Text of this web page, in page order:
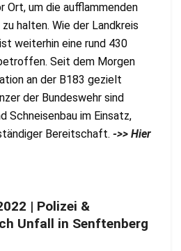
Ort, um die aufflammenden
halten. Wie der Landkreis
weiterhin eine rund 430
Seit dem Morgen
an der B183 gezielt
der Bundeswehr sind
Schneisenbau im Einsatz,
Bereitschaft. ->> Hier
| Polizei &
Unfall in Senftenberg